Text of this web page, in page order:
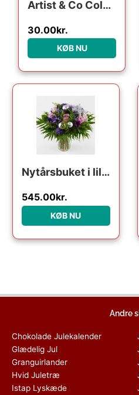
Artist & Co Color your own Wooden Christmas Ball with Sound Bars
30.00kr.
KØB NU
Nytårsbuket i lilla – Send blomster med Bloomit
545.00kr.
KØB NU
Andre
Chokolade Julekalender
Glædelig Jul
Granguirlander
Hvid Juletræ
Istap Lyskæde